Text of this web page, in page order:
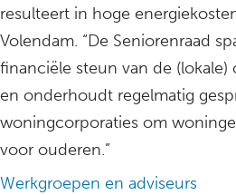
resulteert in hoge
Volendam. “De Seniorenraad
financiële steun van de (lokale)
en onderhoudt regelmatig
woningcorporaties om
voor ouderen.”
Werkgroepen en adviseurs